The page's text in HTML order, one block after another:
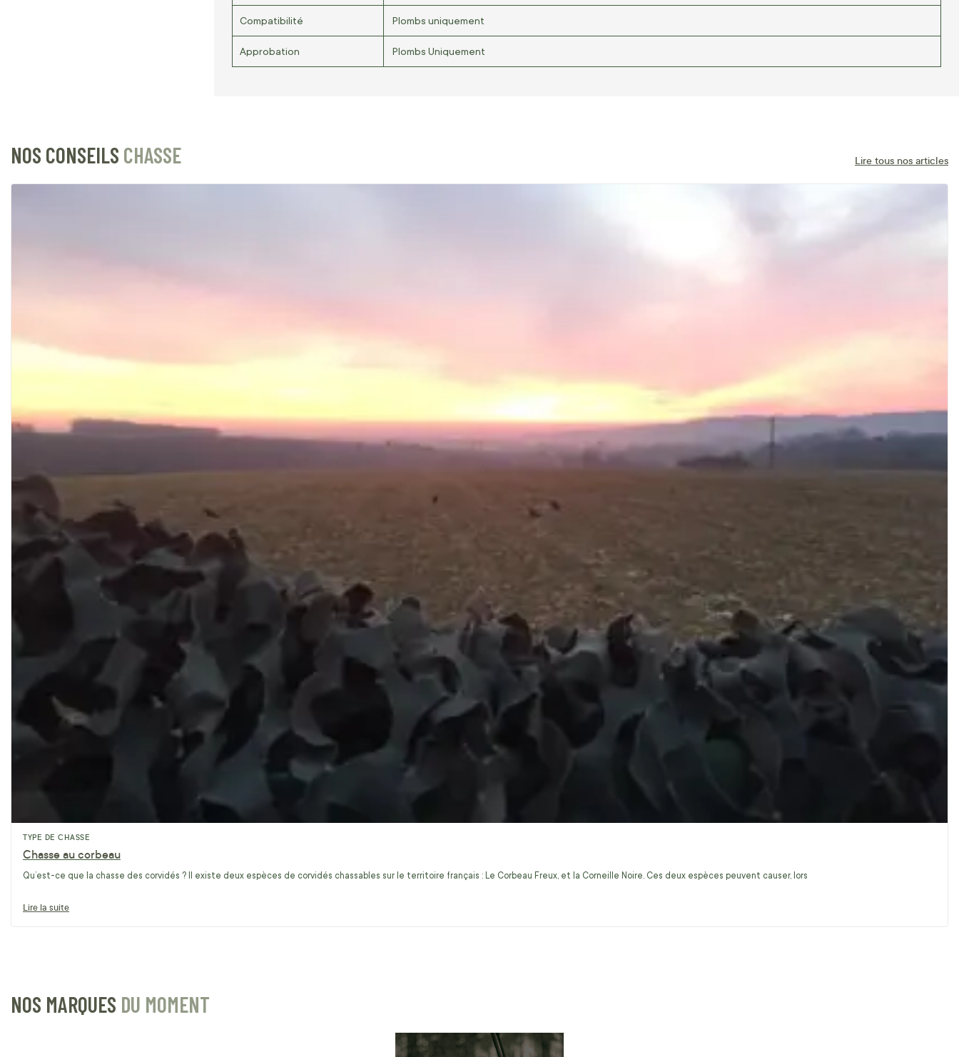
Compatibilité Plombs uniquement
Approbation Plombs Uniquement
NOS CONSEILS CHASSE Lire tous nos articles
TYPE DE CHASSE
Chasse au corbeau
Qu’est-ce que la chasse des corvidés ? Il existe deux espèces de corvidés chassables sur le territoire français : Le Corbeau Freux, et la Corneille Noire. Ces deux espèces peuvent causer, lors
Lire la suite
NOS MARQUES DU MOMENT